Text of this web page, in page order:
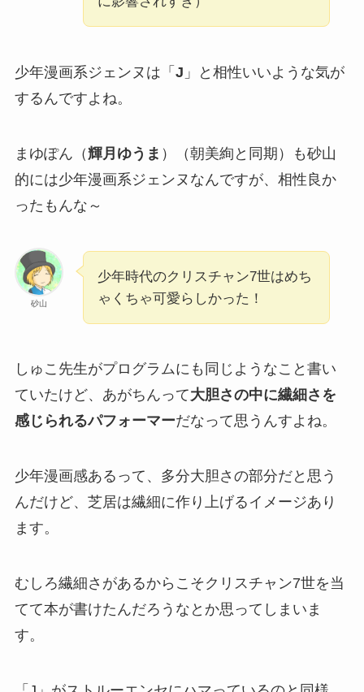
少年漫画系ジェンヌは「 J 」と相性いいような気が
するんですよね。
まゆぽん（輝月ゆうま ）（朝美絢と同期）も砂山
的には少年漫画系ジェンヌなんですが、相性良か
ったもんな～
砂山
少年時代のクリスチャン7世はめち
ゃくちゃ可愛らしかった！
しゅこ先生がプログラムにも同じようなこと書い
ていたけど、あがちんって大胆さの中に繊細さを
感じられるパフォーマーだなって思うんすよね。
少年漫画感あるって、多分大胆さの部分だと思う
んだけど、芝居は繊細に作り上げるイメージあり
ます。
むしろ繊細さがあるからこそクリスチャン7世を当
てて本が書けたんだろうなとか思ってしまいま
す。